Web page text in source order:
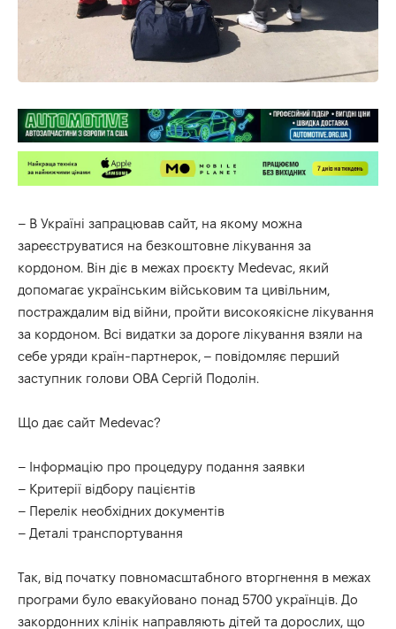
– В Україні запрацював сайт, на якому можна
зареєструватися на безкоштовне лікування за
кордоном. Він діє в межах проєкту Medevac, який
допомагає українським військовим та цивільним,
постраждалим від війни, пройти високоякісне лікування
за кордоном. Всі видатки за дороге лікування взяли на
себе уряди країн-партнерок, – повідомляє перший
заступник голови ОВА Сергій Подолін.
Що дає сайт Medevac?
– Інформацію про процедуру подання заявки
– Критерії відбору пацієнтів
– Перелік необхідних документів
– Деталі транспортування
Так, від початку повномасштабного вторгнення в межах
програми було евакуйовано понад 5700 українців. До
закордонних клінік направляють дітей та дорослих, що